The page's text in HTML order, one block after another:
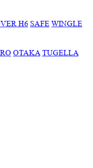
H6 SAFE WINGLE
OTAKA TUGELLA